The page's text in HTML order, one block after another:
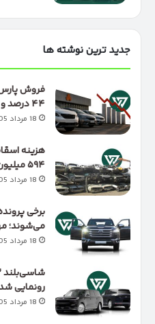
جدید ترین نوشته ها
۴۴ درصد و ایران‌خودرو ۲۵ درصد
18 مرداد 1405
هزینه
۵۹۴ میلیون تومان رسید
18 مرداد 1405
برخی
می‌شوند؛ مهلت
18 مرداد 1405
رونمایی
18 مرداد 1405